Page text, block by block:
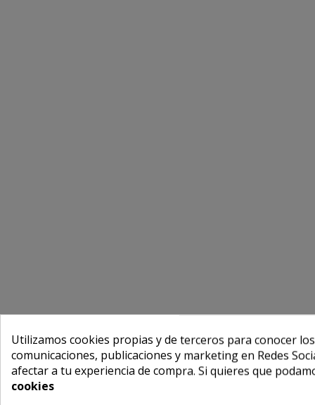
Utilizamos cookies propias y de terceros para conocer
comunicaciones, publicaciones y marketing en Redes
afectar a tu experiencia de compra. Si quieres que
cookies